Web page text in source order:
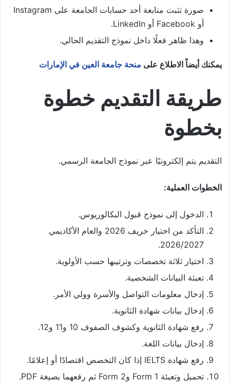
صورة تثبت متابعة أحد حسابات الجامعة على Instagram
أو Facebook أو LinkedIn.
وهذا ظاهر فعلًا داخل نموذج التقديم الحالي.
يمكنك أيضاً الاطلاع على منحة جامعة العين في الإمارات
طريقة التقديم خطوة
بخطوة
التقديم يتم إلكترونيًا عبر نموذج الجامعة الرسمي.
الخطوات العملية:
الدخول إلى نموذج قبول البكالوريوس.
التأكد من اختيار خريف 2026 والعام الأكاديمي
2026/2027.
اختيار ثلاثة تخصصات وترتيبها حسب الأولوية.
تعبئة البيانات الشخصية.
إدخال معلومات التواصل والأسرة وولي الأمر.
إدخال بيانات شهادة الثانوية.
رفع شهادة الثانوية وكشوف الصفوف 10 و11 و12.
إدخال بيانات اللغة.
رفع شهادة IELTS إذا كان التخصص اقتصادًا أو إعلامًا.
تحميل وتعبئة Form 1 وForm 2 ثم رفعهما بصيغة PDF.